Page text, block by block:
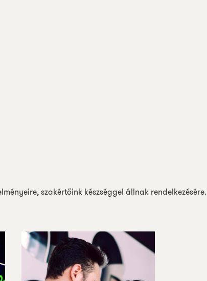
,szakértőink készséggel állnak rendelkezésére.